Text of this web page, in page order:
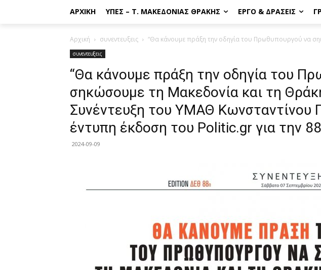
ΑΡΧΙΚΉ ΥΠΕΣ – Τ. ΜΑΚΕΔΟΝΊΑΣ ΘΡΆΚΗΣ ΈΡΓΟ & ΔΡΆΣΕΙΣ
Αρχική συνεντευξεις “Θα κάνουμε πράξη την οδηγία του Πρωθυπουργού να
συνεντευξεις
“Θα κάνουμε πράξη την οδηγία του
σηκώσουμε τη Μακεδονία και τη
Συνέντευξη του ΥΜΑΘ Κωνσταντίνου
έντυπη έκδοση του Politic.gr για την
2024-09-09